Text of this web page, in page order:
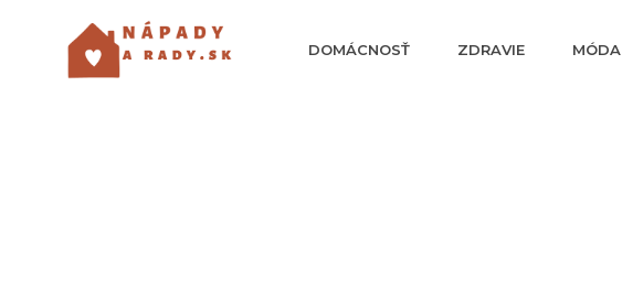
DOMÁCNOSŤ ZDRAVIE MÓDA